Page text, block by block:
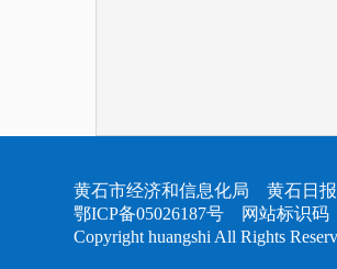
黄石市经济和信息化局 黄石日报
鄂ICP备05026187号 网站标识码
Copyright huangshi All Rights